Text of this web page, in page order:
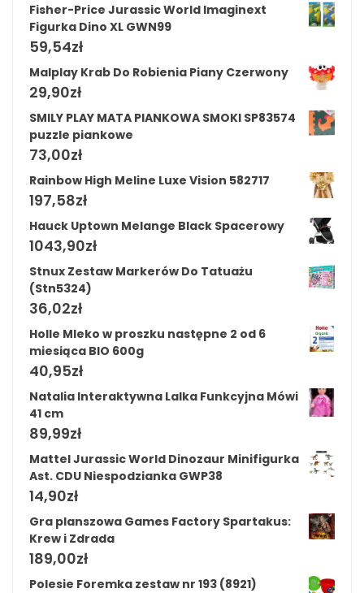
Fisher-Price Jurassic World Imaginext
Figurka Dino XL GWN99
59,54zł
Malplay Krab Do Robienia Piany Czerwony
29,90zł
SMILY PLAY MATA PIANKOWA SMOKI SP83574
puzzle piankowe
73,00zł
Rainbow High Meline Luxe Vision 582717
197,58zł
Hauck Uptown Melange Black Spacerowy
1043,90zł
Stnux Zestaw Markerów Do Tatuażu
(Stn5324)
36,02zł
Holle Mleko w proszku następne 2 od 6
miesiąca BIO 600g
40,95zł
Natalia Interaktywna Lalka Funkcyjna Mówi
41 cm
89,99zł
Mattel Jurassic World Dinozaur Minifigurka
Ast. CDU Niespodzianka GWP38
14,90zł
Gra planszowa Games Factory Spartakus:
Krew i Zdrada
189,00zł
Polesie Foremka zestaw nr 193 (8921)